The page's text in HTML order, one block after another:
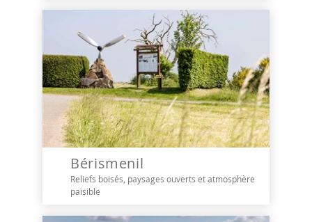
Bérismenil
Reliefs boisés, paysages ouverts et atmosphère
paisible